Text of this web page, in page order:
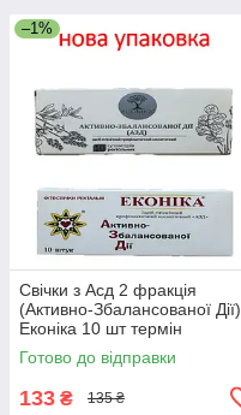
–1%
Свічки з Асд 2 фракція
(Активно-Збалансованої Дії)
Еконіка 10 шт термін
придатності 04.28
Готово до відправки
133 ₴ 135 ₴